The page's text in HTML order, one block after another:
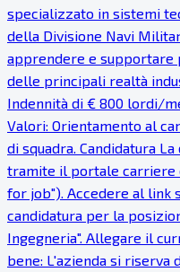
specializzato in sistemi
della Divisione Navi
apprendere e supportare
delle principali realtà
Indennità di € 800 lordi/
Valori: Orientamento al
di squadra. Candidatura
tramite il portale carriere
for job"). Accedere al
candidatura per la
Ingegneria". Allegare il
bene: L'azienda si